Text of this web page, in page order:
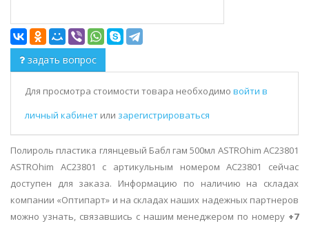
задать вопрос
Для просмотра стоимости товара необходимо войти в
личный кабинет или зарегистрироваться
Полироль пластика глянцевый Бабл гам 500мл ASTROhim AC23801
ASTROhim AC23801 с артикульным номером AC23801 сейчас
доступен для заказа. Информацию по наличию на складах
компании «Оптипарт» и на складах наших надежных партнеров
можно узнать, связавшись с нашим менеджером по номеру +7